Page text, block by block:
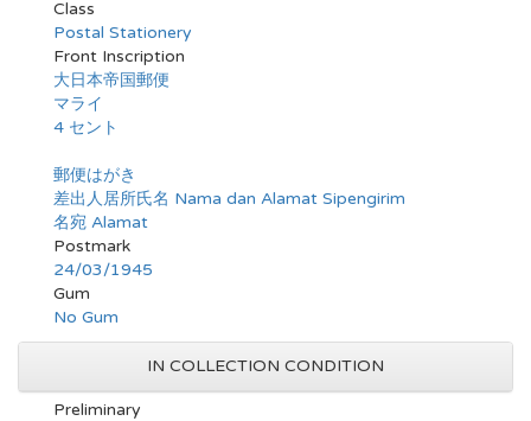
Class
Postal Stationery
Front Inscription
大日本帝国郵便
マライ
4 セント
郵便はがき
差出人居所氏名 Nama dan Alamat Sipengirim
名宛 Alamat
Postmark
24/03/1945
Gum
No Gum
IN COLLECTION CONDITION
Preliminary